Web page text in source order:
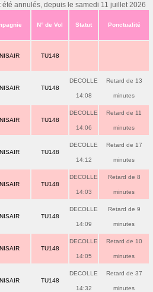
annulés, depuis le samedi 11 juillet 2026
N° de Vol Statut Ponctualité
TU148
TU148
DECOLLE
14:08
Retard de 13
minutes
TU148
DECOLLE
14:06
Retard de 11
minutes
TU148
DECOLLE
14:12
Retard de 17
minutes
TU148
DECOLLE
14:03
Retard de 8
minutes
TU148
DECOLLE
14:09
Retard de 9
minutes
TU148
DECOLLE
14:05
Retard de 10
minutes
TU148
DECOLLE
14:32
Retard de 37
minutes